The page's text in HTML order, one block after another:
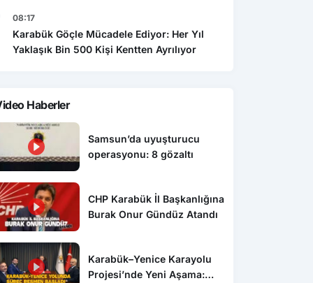
08:17
Karabük Göçle Mücadele Ediyor: Her Yıl
Yaklaşık Bin 500 Kişi Kentten Ayrılıyor
Haberler
Samsun’da uyuşturucu
operasyonu: 8 gözaltı
CHP Karabük İl Başkanlığına
Burak Onur Gündüz Atandı
Karabük–Yenice Karayolu
Projesi’nde Yeni Aşama: